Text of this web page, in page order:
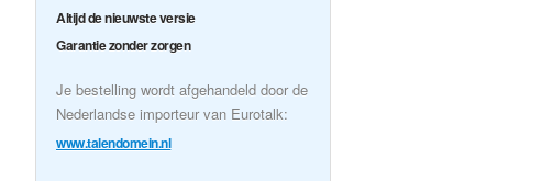
Altijd de nieuwste versie
Garantie zonder zorgen
Je bestelling wordt afgehandeld door de
Nederlandse importeur van Eurotalk:
www.talendomein.nl